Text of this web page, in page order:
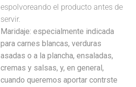
espolvoreando el producto antes de
servir.
Maridaje: especialmente indicada
para carnes blancas, verduras
asadas o a la plancha, ensaladas,
cremas y salsas, y, en general,
cuando queremos aportar contrste